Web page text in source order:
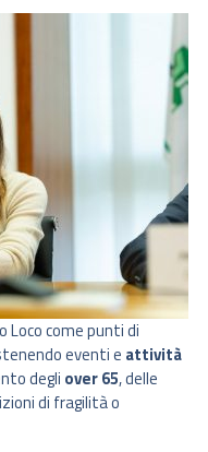
Loco come punti di
eventi e attività
degli over 65, delle
di fragilità o